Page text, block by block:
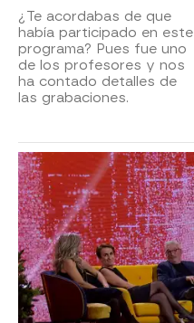
¿Te acordabas de que
había participado en este
programa? Pues fue uno
de los profesores y nos
ha contado detalles de
las grabaciones.